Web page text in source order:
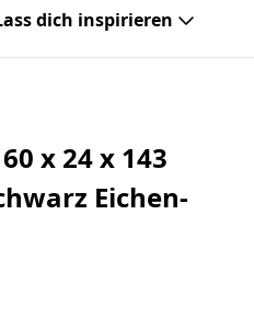
dich inspirieren
x 24 x 143
Eichen-